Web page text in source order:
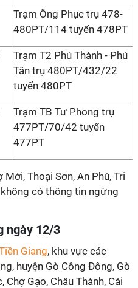
Trạm Ông Phục trụ 478-
480PT/114 tuyến 478PT
Trạm T2 Phú Thành - Phú
Tân trụ 480PT/432/22
tuyến 480PT
Trạm TB Tư Phong trụ
477PT/70/42 tuyến
477PT
Thoại Sơn, An Phú, Tri
có thông tin ngừng
ngày 12/3
Giang, khu vực các
huyện Gò Công Đông, Gò
Chợ Gạo, Châu Thành, Cái